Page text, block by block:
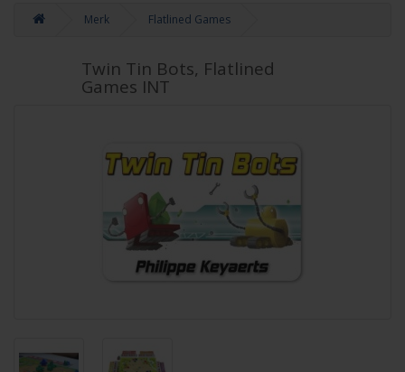
Merk Flatlined Games
Twin Tin Bots, Flatlined
Games INT